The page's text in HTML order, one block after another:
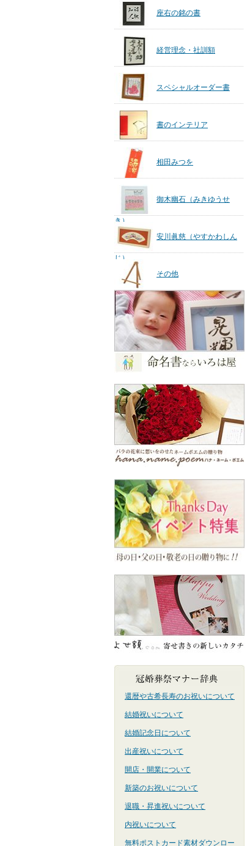
座右の銘の書
経営理念・社訓額
スペシャルオーダー書
書のインテリア
相田みつを
御木幽石（みきゆうせ
き）
安川眞慈（やすかわしん
じ）
その他
還暦や古希長寿のお祝いについて
結婚祝いについて
結婚記念日について
出産祝いについて
開店・開業について
新築のお祝いについて
退職・昇進祝いについて
内祝いについて
無料ポストカード素材ダウンロー